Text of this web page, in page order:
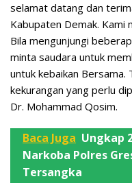
selamat datang dan
Kabupaten Demak. Kami
Bila mengunjungi
minta saudara untuk
untuk kebaikan Bersama.
kekurangan yang perlu
Dr. Mohammad Qosim.
Baca Juga Ungkap
Narkoba Polres
Tersangka